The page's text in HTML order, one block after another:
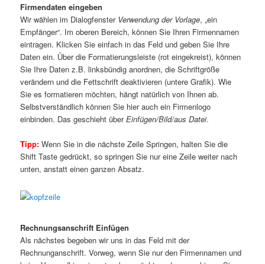
Firmendaten eingeben
Wir wählen im Dialogfenster Verwendung der Vorlage, „ein
Empfänger“. Im oberen Bereich, können Sie Ihren Firmennamen
eintragen. Klicken Sie einfach in das Feld und geben Sie Ihre
Daten ein. Über die Formatierungsleiste (rot eingekreist), können
Sie Ihre Daten z.B. linksbündig anordnen, die Schriftgröße
verändern und die Fettschrift deaktivieren (untere Grafik). Wie
Sie es formatieren möchten, hängt natürlich von Ihnen ab.
Selbstverständlich können Sie hier auch ein Firmenlogo
einbinden. Das geschieht überEinfügen/Bild/aus Datei.
Tipp: Wenn Sie in die nächste Zeile Springen, halten Sie die
Shift Taste gedrückt, so springen Sie nur eine Zeile weiter nach
unten, anstatt einen ganzen Absatz.
Rechnungsanschrift Einfügen
Als nächstes begeben wir uns in das Feld mit der
Rechnunganschrift. Vorweg, wenn Sie nur den Firmennamen und